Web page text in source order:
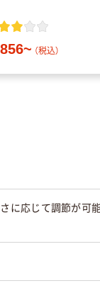
（税込）
に応じて調節が可